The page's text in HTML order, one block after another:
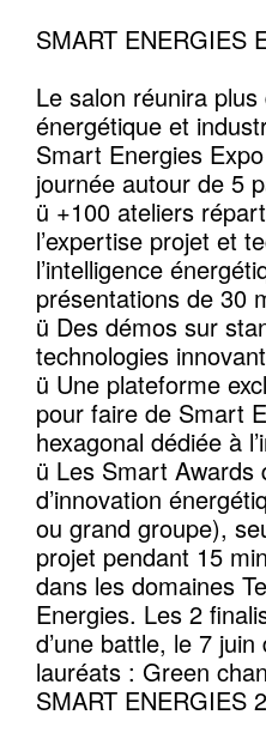
SMART ENERGIES
Le salon réunira
énergétique et
Smart Energies
journée autour de 5
ü +100 ateliers
l’expertise projet et
l’intelligence
présentations de 30
ü Des démos sur
technologies
ü Une plateforme
pour faire de Smart
hexagonal dédiée à
ü Les Smart Awards
d’innovation
ou grand groupe),
projet pendant 15
dans les domaines
Energies. Les 2
d’une battle, le 7
lauréats : Green
SMART ENERGIES